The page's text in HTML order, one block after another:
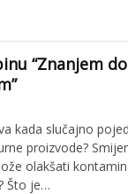
“Znanjem do
kada slučajno
proizvode?
olakšati
Što je…